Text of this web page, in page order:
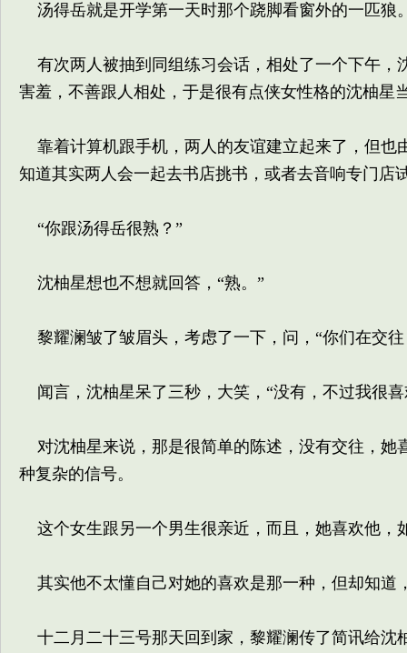
汤得岳就是开学第一天时那个跷脚看窗外的一匹狼
有次两人被抽到同组练习会话，相处了一个下午，
害羞，不善跟人相处，于是很有点侠女性格的沈柚星
靠着计算机跟手机，两人的友谊建立起来了，但也
知道其实两人会一起去书店挑书，或者去音响专门店
“你跟汤得岳很熟？”
沈柚星想也不想就回答，“熟。”
黎耀澜皱了皱眉头，考虑了一下，问，“你们在交往
闻言，沈柚星呆了三秒，大笑，“没有，不过我很喜
对沈柚星来说，那是很简单的陈述，没有交往，
种复杂的信号。
这个女生跟另一个男生很亲近，而且，她喜欢他，
其实他不太懂自己对她的喜欢是那一种，但却知道
十二月二十三号那天回到家，黎耀澜传了简讯给沈